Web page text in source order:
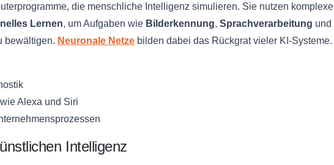
die menschliche Intelligenz simulieren. Sie nutzen komplexe
Lernen, um Aufgaben wie Bilderkennung, Sprachverarbeitung und
bewältigen. Neuronale Netze bilden dabei das Rückgrat vieler KI-Systeme.
Alexa und Siri
Intelligenz